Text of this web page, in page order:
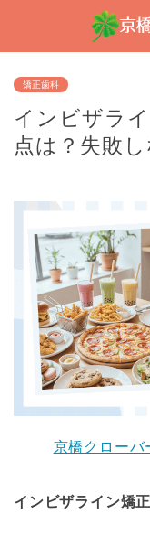
矯正歯科
インビザラ
点は？失敗
京橋クロー
インビザライン矯